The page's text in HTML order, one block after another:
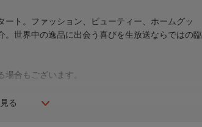
る
ート。ファッション、ビューティー、ホームグッ
。世界中の逸品に出会う喜びを生放送ならではの臨
合もございます。